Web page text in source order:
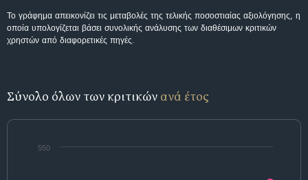
Το γράφημα απεικονίζει τις μεταβολές της τελικής ποσοστιαίας αξιολόγησης, η
οποία υπολογίζεται βάσει συνολικής ανάλυσης των διαθέσιμων κριτικών
χρηστών από διαφορετικές πηγές.
Σύνολο όλων των κριτικών ανά έτος
550